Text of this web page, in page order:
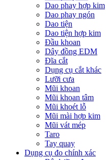
Dao phay hợp kim
Dao phay ngón
Dao tiện
Dao tiện hợp kim
Đầu khoan
Dây đồng EDM
Đĩa cắt
Dụng cụ cắt khác
Lưỡi cưa
Mũi khoan
Mũi khoan tâm
Mũi khoét lỗ
Mũi mài hợp kim
Mũi vát mép
Taro
Tay quay
Dụng cụ đo chính xác